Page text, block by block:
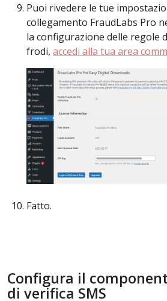
Puoi rivedere le tue
collegamento FraudLabs Pro
la configurazione delle regole
frodi, accedi alla tua area
Fatto.
Configura il
di verifica SMS